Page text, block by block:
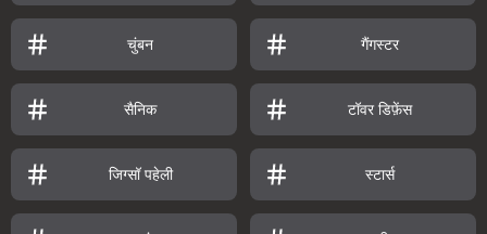
चुंबन गैंगस्टर
सैनिक टॉवर डिफ़ेंस
जिग्सॉ पहेली स्टार्स